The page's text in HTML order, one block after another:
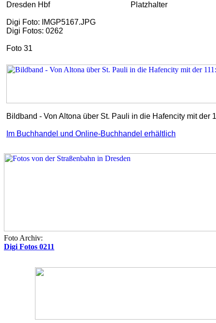
Dresden Hbf
Digi Foto: IMGP5167.JPG
Digi Fotos: 0262
Foto 31
Platzhalter
Bildband - Von Altona über St. Pauli in die Hafencity mit der
Im Buchhandel und Online-Buchhandel erhältlich
Foto Archiv:
Digi Fotos 0211